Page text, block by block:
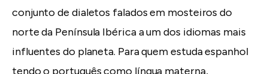
conjunto de dialetos falados em mosteiros do
norte da Península Ibérica a um dos idiomas mais
influentes do planeta. Para quem estuda espanhol
tendo o português como língua materna,